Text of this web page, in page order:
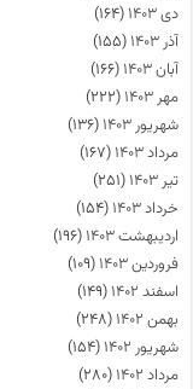
دی ۱۴۰۳
(۱۶۴)
آذر ۱۴۰۳
(۱۵۵)
آبان ۱۴۰۳
(۱۶۶)
مهر ۱۴۰۳
(۲۲۲)
شهریور ۱۴۰۳
(۱۳۶)
مرداد ۱۴۰۳
(۱۶۷)
تیر ۱۴۰۳
(۲۵۱)
خرداد ۱۴۰۳
(۱۵۴)
اردیبهشت ۱۴۰۳
(۱۹۶)
فروردین ۱۴۰۳
(۱۰۹)
اسفند ۱۴۰۲
(۱۴۹)
بهمن ۱۴۰۲
(۲۴۸)
شهریور ۱۴۰۲
(۱۵۴)
مرداد ۱۴۰۲
(۲۸۰)